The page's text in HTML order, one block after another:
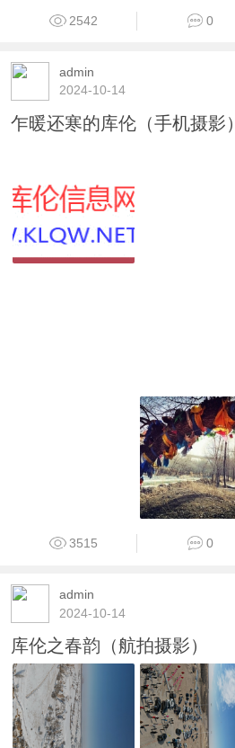
2542 0
admin
2024-10-14
乍暖还寒的库伦（手机摄影）
3515 0
admin
2024-10-14
库伦之春韵（航拍摄影）